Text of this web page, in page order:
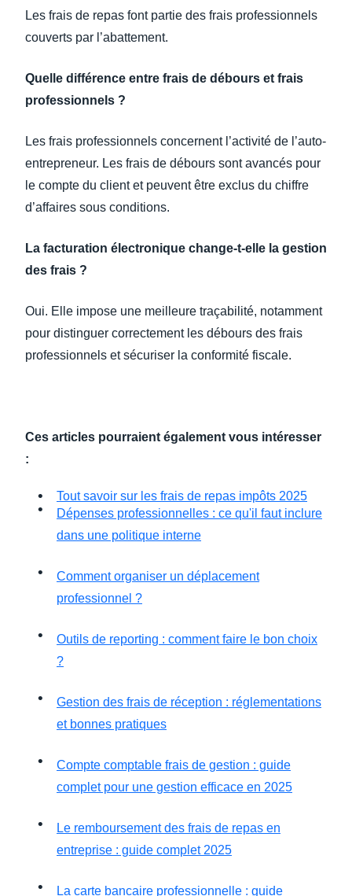
Les frais de repas font partie des frais professionnels
couverts par l’abattement.
Quelle différence entre frais de débours et frais
professionnels ?
Les frais professionnels concernent l’activité de l’auto-
entrepreneur. Les frais de débours sont avancés pour
le compte du client et peuvent être exclus du chiffre
d’affaires sous conditions.
La facturation électronique change-t-elle la gestion
des frais ?
Oui. Elle impose une meilleure traçabilité, notamment
pour distinguer correctement les débours des frais
professionnels et sécuriser la conformité fiscale.
Ces articles pourraient également vous intéresser
:
Tout savoir sur les frais de repas impôts 2025
Dépenses professionnelles : ce qu'il faut inclure
dans une politique interne
Comment organiser un déplacement
professionnel ?
Outils de reporting : comment faire le bon choix
?
Gestion des frais de réception : réglementations
et bonnes pratiques
Compte comptable frais de gestion : guide
complet pour une gestion efficace en 2025
Le remboursement des frais de repas en
entreprise : guide complet 2025
La carte bancaire professionnelle : guide